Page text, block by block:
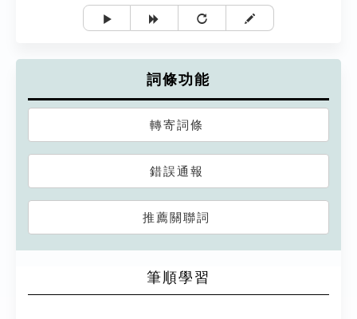
詞條功能
轉寄詞條
錯誤通報
推薦關聯詞
筆順學習